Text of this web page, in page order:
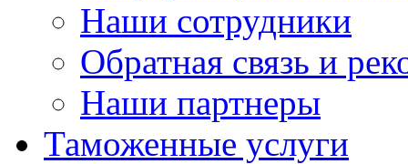
Наши сотрудники
Обратная связь и
Наши партнеры
Таможенные услуги